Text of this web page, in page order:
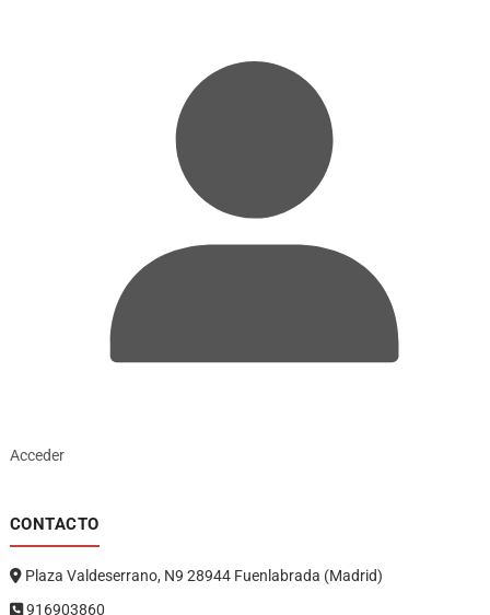
Acceder
CONTACTO
Plaza Valdeserrano, N9 28944 Fuenlabrada (Madrid)
916903860